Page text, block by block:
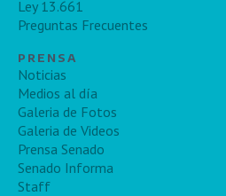
Ley 13.661
Preguntas Frecuentes
PRENSA
Noticias
Medios al día
Galeria de Fotos
Galeria de Videos
Prensa Senado
Senado Informa
Staff